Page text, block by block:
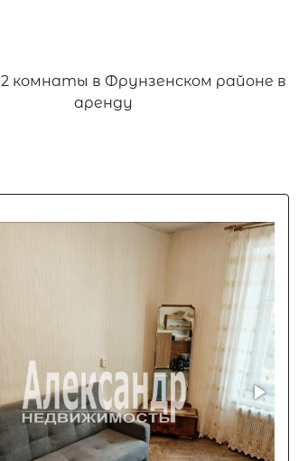
2 комнаты в Фрунзенском районе в
аренду